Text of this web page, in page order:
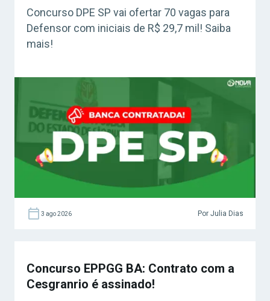
Concurso DPE SP vai ofertar 70 vagas para
Defensor com iniciais de R$ 29,7 mil! Saiba
mais!
3 ago 2026 Por Julia Dias
Concurso EPPGG BA: Contrato com a
Cesgranrio é assinado!